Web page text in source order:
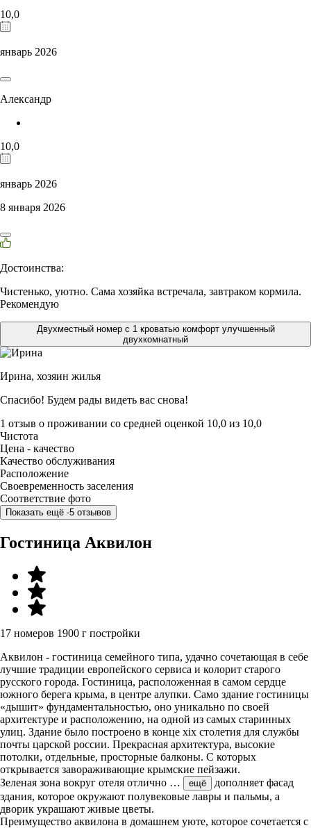
10,0
январь 2026
Александр
10,0
январь 2026
8 января 2026
Достоинства:
Чистенько, уютно. Сама хозяйка встречала, завтраком кормила.
Рекомендую
Двухместный номер с 1 кроватью комфорт улучшенный
двухкомнатный
Ирина, хозяин жилья
Спасибо! Будем рады видеть вас снова!
1 отзыв о проживании со средней оценкой 10,0 из 10,0
Чистота
Цена - качество
Качество обслуживания
Расположение
Своевременность заселения
Соответствие фото
Показать ещё -5 отзывов
Гостиница Аквилон
17 номеров 1900 г постройки
Аквилон - гостиница семейного типа, удачно сочетающая в себе
лучшие традиции европейского сервиса и колорит старого
русского города. Гостиница, расположенная в самом сердце
южного берега крыма, в центре алупки. Само здание гостиницы
«дышит» фундаментальностью, оно уникально по своей
архитектуре и расположению, на одной из самых старинных
улиц. Здание было построено в конце xix столетия для службы
почты царской россии. Прекрасная архитектура, высокие
потолки, отдельные, просторные балконы. С которых
открывается завораживающие крымские пейзажи.
Зеленая зона вокруг отеля отлично … ещё
дополняет фасад
здания, которое окружают полувековые лавры и пальмы, а
дворик украшают живые цветы.
Преимущество аквилона в домашнем уюте, которое сочетается с